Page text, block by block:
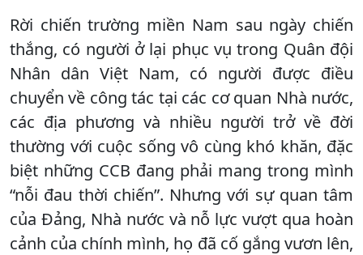
Rời chiến trường miền Nam sau ngày chiến
thắng, có người ở lại phục vụ trong Quân đội
Nhân dân Việt Nam, có người được điều
chuyển về công tác tại các cơ quan Nhà nước,
các địa phương và nhiều người trở về đời
thường với cuộc sống vô cùng khó khăn, đặc
biệt những CCB đang phải mang trong mình
“nỗi đau thời chiến”. Nhưng với sự quan tâm
của Đảng, Nhà nước và nỗ lực vượt qua hoàn
cảnh của chính mình, họ đã cố gắng vươn lên,